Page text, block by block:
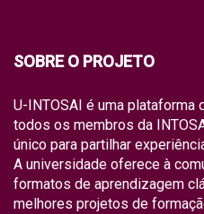
SOBRE O PROJETO
U-INTOSAI é uma plataforma
todos os membros da
único para partilhar
A universidade oferece à
formatos de aprendizagem
melhores projetos de